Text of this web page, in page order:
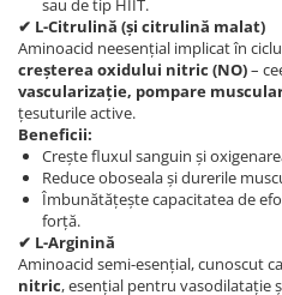
sau de tip HIIT.
✔ L-Citrulină (și citrulină malat)
Aminoacid neesențial implicat în
creșterea oxidului nitric (NO)–
vascularizație, pompare
țesuturile active.
Beneficii:
Crește fluxul sanguin și
Reduce oboseala și durerile
Îmbunătățește capacitatea de
forță.
✔ L-Arginină
Aminoacid semi-esențial, cunoscut ca
nitric, esențial pentru vasodilatație